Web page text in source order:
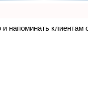
и напоминать